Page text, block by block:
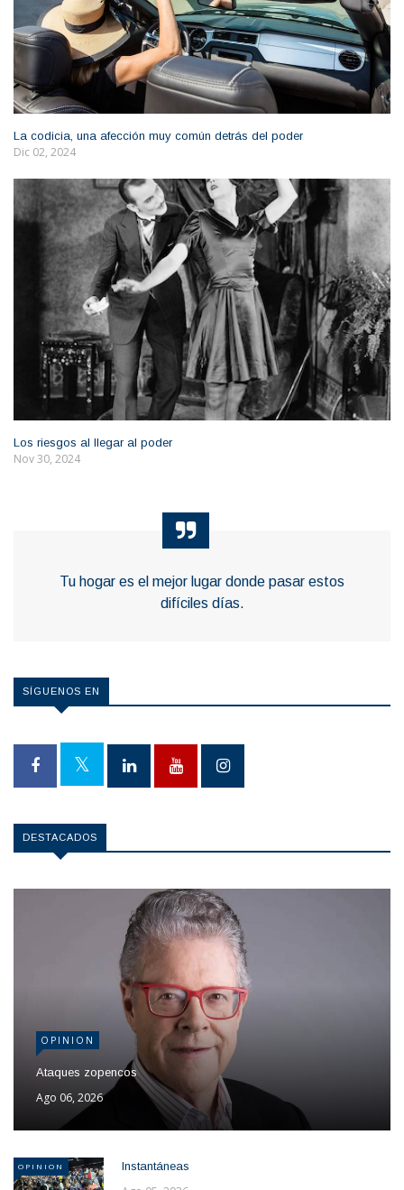
La codicia, una afección muy común detrás del poder
Dic 02, 2024
Los riesgos al llegar al poder
Nov 30, 2024
Tu hogar es el mejor lugar donde pasar estos
difíciles días.
SÍGUENOS EN
DESTACADOS
OPINION
Ataques zopencos
Ago 06, 2026
OPINION Instantáneas